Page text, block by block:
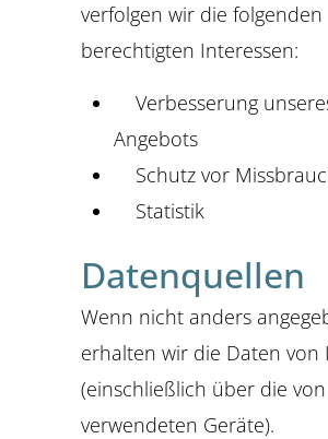
verfolgen wir die folgenden
berechtigten Interessen:
Verbesserung
Angebots
Schutz vor
Statistik
Datenquellen
Wenn nicht anders
erhalten wir die Daten von
(einschließlich über die
verwendeten Geräte).